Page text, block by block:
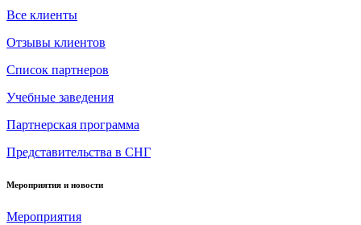
Все клиенты
Отзывы клиентов
Список партнеров
Учебные заведения
Партнерская программа
Представительства в СНГ
Мероприятия и новости
Мероприятия